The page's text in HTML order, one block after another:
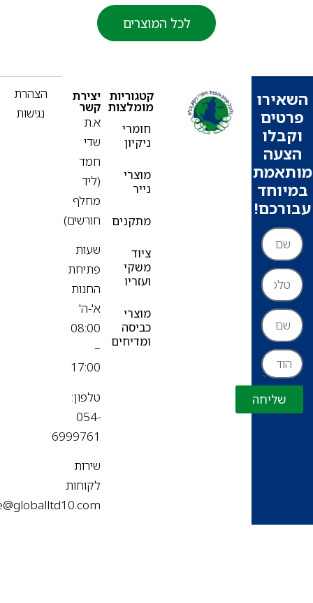
לכל המוצרים
שליחה
קטגוריות
מומלצות
חומרי
מוצרי
מתקנים
משקי
מוצרי
כביסה
ומדיחים
יצירת
קשר
א.ת
שדי
(ליד
מחלף
חורשים)
פתיחת
החנות
א'-ה'
08:00
–
17:00
טלפון:
6999761
לקוחות
office@globalltd10.com
הצהרת
נגישות